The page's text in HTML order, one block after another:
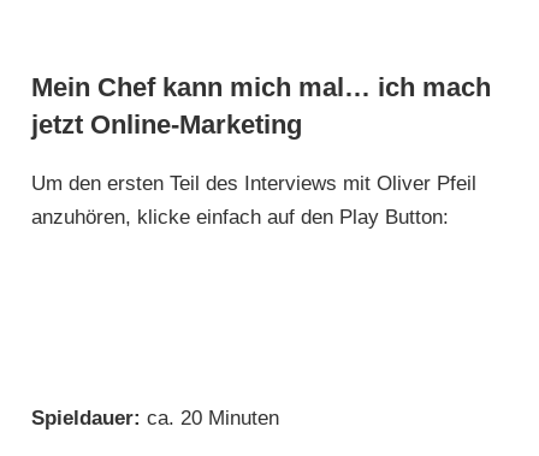
Mein Chef kann mich mal… ich mach
jetzt Online-Marketing
Um den ersten Teil des Interviews mit Oliver Pfeil
anzuhören, klicke einfach auf den Play Button:
Spieldauer: ca. 20 Minuten